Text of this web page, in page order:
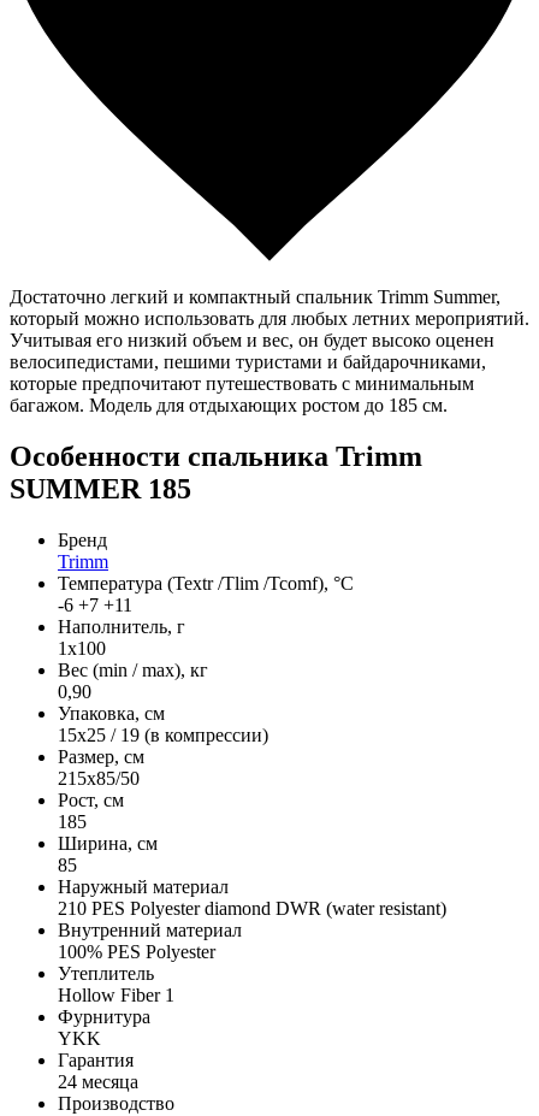
Достаточно легкий и компактный спальник Trimm Summer,
который можно использовать для любых летних мероприятий.
Учитывая его низкий объем и вес, он будет высоко оценен
велосипедистами, пешими туристами и байдарочниками,
которые предпочитают путешествовать с минимальным
багажом. Модель для отдыхающих ростом до 185 см.
Особенности спальника Trimm
SUMMER 185
Бренд
Trimm
Температура (Textr /Tlim /Tcomf), °C
-6 +7 +11
Наполнитель, г
1х100
Вес (min / max), кг
0,90
Упаковка, см
15x25 / 19 (в компрессии)
Размер, см
215х85/50
Рост, см
185
Ширина, см
85
Наружный материал
210 PES Polyester diamond DWR (water resistant)
Внутренний материал
100% PES Polyester
Утеплитель
Hollow Fiber 1
Фурнитура
YKK
Гарантия
24 месяца
Производство